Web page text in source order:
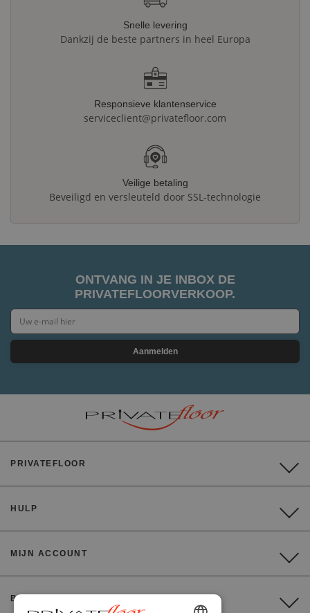
Snelle levering
Dankzij de beste partners in heel Europa
Responsieve klantenservice
serviceclient@privatefloor.com
Veilige betaling
Beveiligd en versleuteld door SSL-technologie
ONTVANG IN JE INBOX DE
PRIVATEFLOORVERKOOP.
Aanmelden
PRIVATEFLOOR
HULP
MIJN ACCOUNT
BETALING